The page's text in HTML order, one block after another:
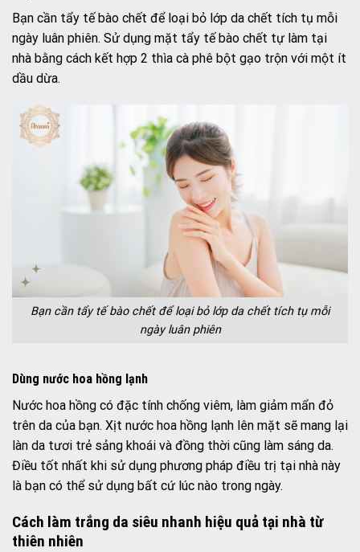
Bạn cần tẩy tế bào chết để loại bỏ lớp da chết tích tụ mỗi
ngày luân phiên. Sử dụng mặt tẩy tế bào chết tự làm tại
nhà bằng cách kết hợp 2 thìa cà phê bột gạo trộn với một ít
dầu dừa.
Bạn cần tẩy tế bào chết để loại bỏ lớp da chết tích tụ mỗi
ngày luân phiên
Dùng nước hoa hồng lạnh
Nước hoa hồng có đặc tính chống viêm, làm giảm mẩn đỏ
trên da của bạn. Xịt nước hoa hồng lạnh lên mặt sẽ mang lại
làn da tươi trẻ sảng khoái và đồng thời cũng làm sáng da.
Điều tốt nhất khi sử dụng phương pháp điều trị tại nhà này
là bạn có thể sử dụng bất cứ lúc nào trong ngày.
Cách làm trắng da siêu nhanh hiệu quả tại nhà từ
thiên nhiên